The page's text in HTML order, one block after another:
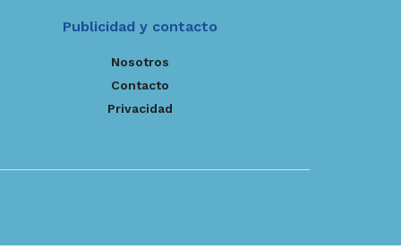
Publicidad y contacto
Nosotros
Contacto
Privacidad